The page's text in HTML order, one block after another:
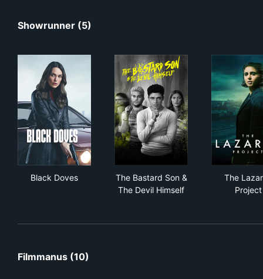
Showrunner (5)
Black Doves
The Bastard Son &
The Devil Himself
The
Project
Filmmanus (10)